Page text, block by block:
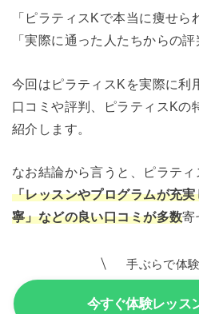
「ピラティスKで本当に痩せら
「実際に通った人たちからの評
今回はピラティスKを実際に利
口コミや評判、ピラティスKの
紹介します。
なお結論から言うと、ピラテ
「レッスンやプログラムが充
寧」などの良い口コミが多数寄
手ぶらで体験
今すぐ体験レッス